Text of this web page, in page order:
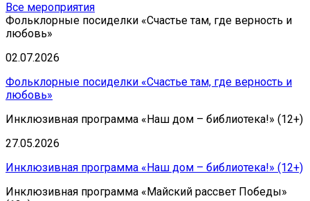
Все мероприятия
Фольклорные посиделки «Счастье там, где верность и
любовь»
02.07.2026
Фольклорные посиделки «Счастье там, где верность и
любовь»
Инклюзивная программа «Наш дом – библиотека!» (12+)
27.05.2026
Инклюзивная программа «Наш дом – библиотека!» (12+)
Инклюзивная программа «Майский рассвет Победы»